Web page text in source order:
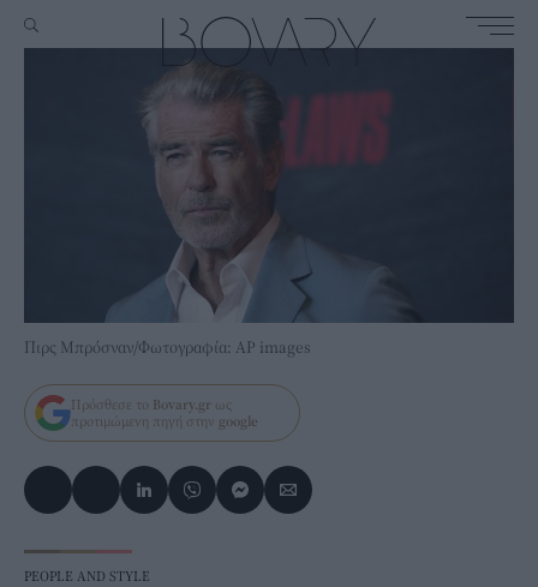
Πιρς Μπρόσναν/Φωτογραφία: AP images
Πρόσθεσε το Bovary.gr ως
προτιμώμενη πηγή στην google
PEOPLE AND STYLE